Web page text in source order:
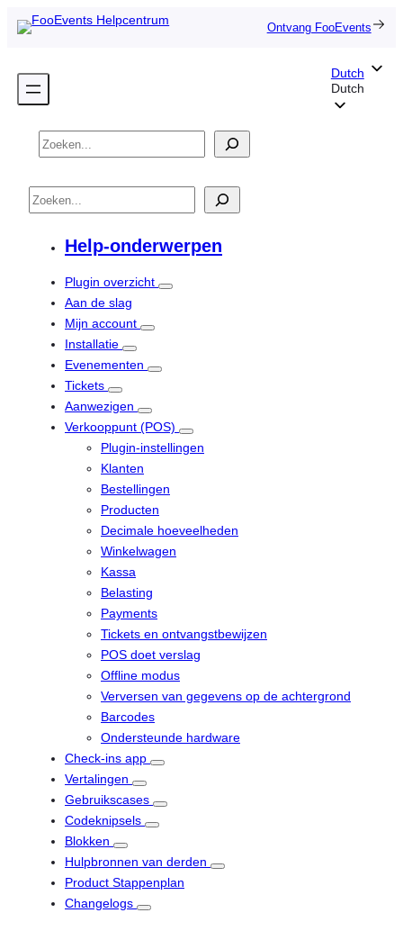
Ontvang FooEvents
Dutch
Dutch
Zoek
op
Z
o
Help-onderwerpen
Plugin overzicht
Aan de slag
Mijn account
Installatie
Evenementen
Tickets
Aanwezigen
Verkooppunt (POS)
Plugin-instellingen
Klanten
Bestellingen
Producten
Decimale hoeveelheden
Winkelwagen
Kassa
Belasting
Payments
Tickets en ontvangstbewijzen
POS doet verslag
Offline modus
Verversen van gegevens op de achtergrond
Barcodes
Ondersteunde hardware
Check-ins app
Vertalingen
Gebruikscases
Codeknipsels
Blokken
Hulpbronnen van derden
Product Stappenplan
Changelogs